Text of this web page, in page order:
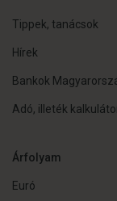
Tippek, tanácsok
Hírek
Bankok
Adó, illeték
Árfolyam
Euró